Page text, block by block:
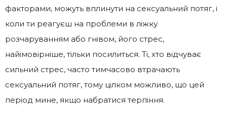
факторами, можуть вплинути на сексуальний потяг, і
коли ти реагуєш на проблеми в ліжку
розчаруванням або гнівом, його стрес,
найімовірніше, тільки посилиться. Ті, хто відчуває
сильний стрес, часто тимчасово втрачають
сексуальний потяг, тому цілком можливо, що цей
період мине, якщо набратися терпіння.